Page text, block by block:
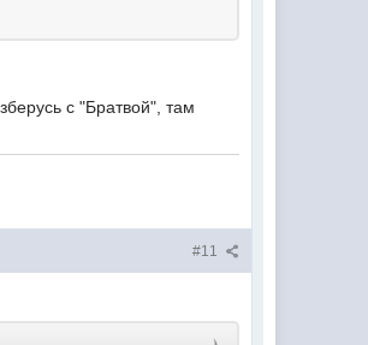
с "Братвой", там
#11